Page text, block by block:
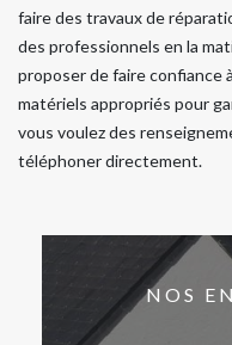
faire des travaux de
des professionnels en la
proposer de faire confiance
matériels appropriés pour
vous voulez des
téléphoner directement.
NOS